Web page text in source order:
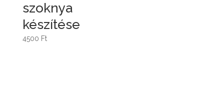
szoknya
készítése
4500 Ft